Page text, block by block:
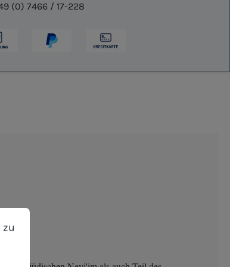
(0) 7466 / 17-228
zu